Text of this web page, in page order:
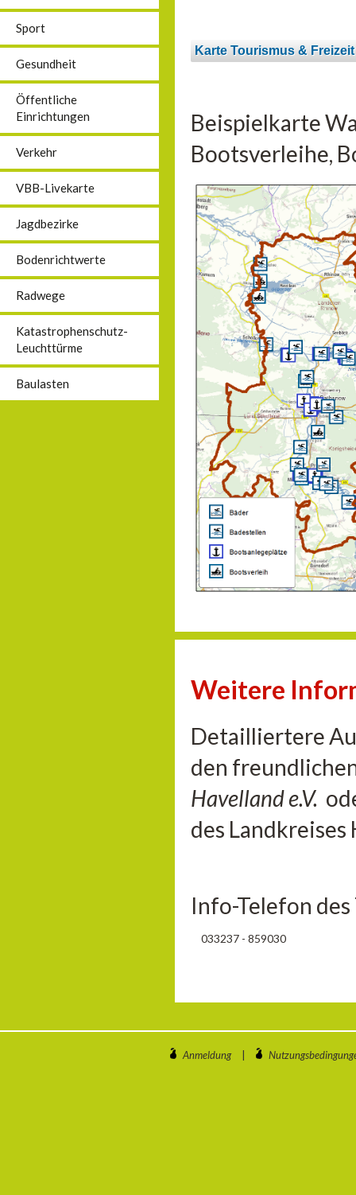
Sport
Gesundheit
Öffentliche
Einrichtungen
Verkehr
VBB-Livekarte
Jagdbezirke
Bodenrichtwerte
Radwege
Katastrophenschutz-
Leuchttürme
Baulasten
Karte Tourismus & Freizeit
Beispielkarte
Bootsverleihe,
Weitere
Detailliertere
den
Havelland e.V.
des Landkreises
Info-Telefon des
033237 - 859030
Anmeldung